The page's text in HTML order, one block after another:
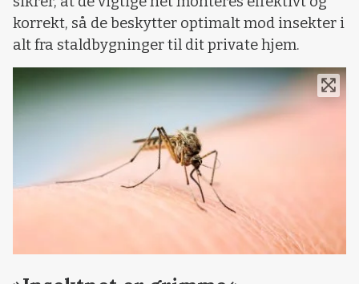
korrekt, så de beskytter optimalt mod insekter i
alt fra staldbygninger til dit private hjem.